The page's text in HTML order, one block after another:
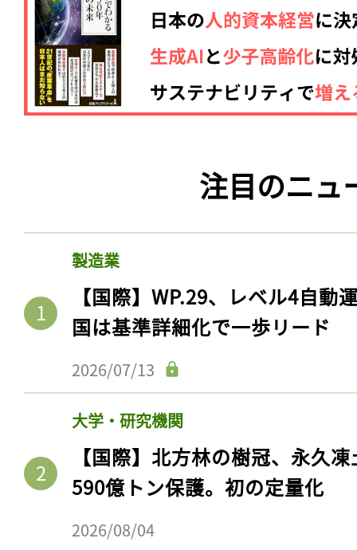
注目のニュ
製造業
【国際】WP.29、レベル4自動
国は基準詳細化で一歩リード
2026/07/13
大学・研究機関
【国際】北方林の樹冠、永久
590億トン保護。初の定量化
2026/08/04